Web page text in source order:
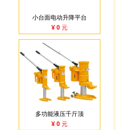
小台面电动升降平台
¥ 0 元
多功能液压千斤顶
¥ 0 元